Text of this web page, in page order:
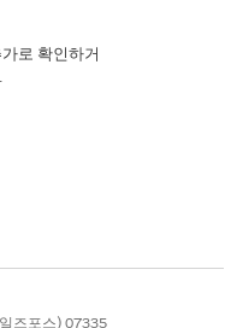
로 확인하거
즈포스) 07335